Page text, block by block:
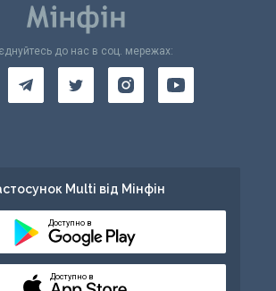
до нас в соц. мережах:
Multi від Мінфін
Доступно в
Доступно в